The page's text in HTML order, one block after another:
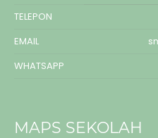
TELEPON
EMAIL
WHATSAPP
MAPS SEKOLAH